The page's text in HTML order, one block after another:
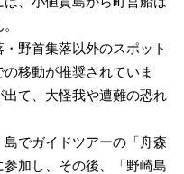
野首集落以外のスポット
移動が推奨されていま
て、大怪我や遭難の恐れ
でガイドツアーの「舟森
加し、その後、「野崎島